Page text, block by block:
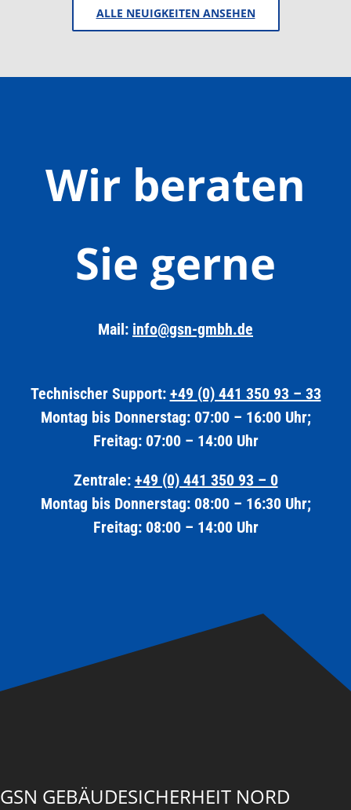
ALLE NEUIGKEITEN ANSEHEN
Wir beraten
Sie gerne
Mail: info@gsn-gmbh.de
Technischer Support: +49 (0) 441 350 93 – 33
Montag bis Donnerstag: 07:00 – 16:00 Uhr;
Freitag: 07:00 – 14:00 Uhr
Zentrale: +49 (0) 441 350 93 – 0
Montag bis Donnerstag: 08:00 – 16:30 Uhr;
Freitag: 08:00 – 14:00 Uhr
GSN GEBÄUDESICHERHEIT NORD